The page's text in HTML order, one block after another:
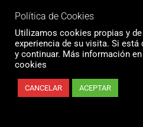
© 2026 Motos Cano Sport | Sitio web
Política de Cookies
Utilizamos cookies propias y
experiencia de su visita. Si
y continuar. Más información
cookies
CANCELAR ACEPTAR